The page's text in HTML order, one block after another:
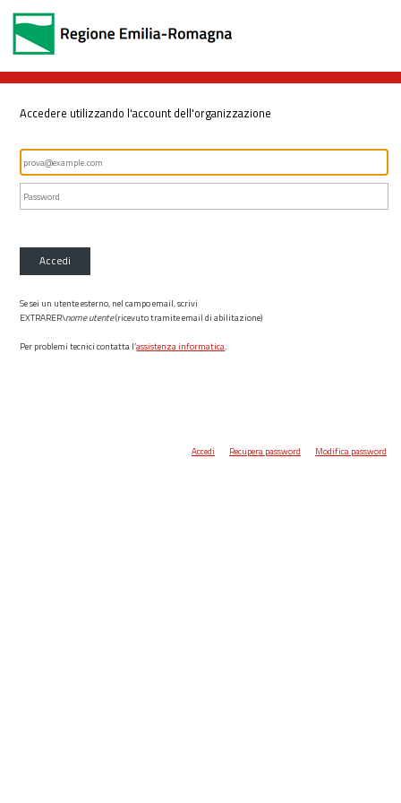
Accedere utilizzando l'account dell'organizzazione
Accedi
Se sei un utente esterno, nel campo email, scrivi
EXTRARER\nome utente(ricevuto tramite email di abilitazione)
Per problemi tecnici contatta l’assistenza informatica.
Accedi Recupera password Modifica password